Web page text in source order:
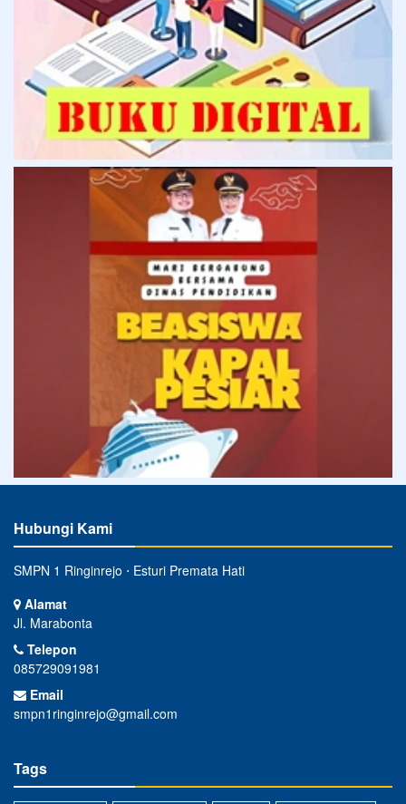
Hubungi Kami
SMPN 1 Ringinrejo ⋅ Esturi Premata Hati
Alamat
Jl. Marabonta
Telepon
085729091981
Email
smpn1ringinrejo@gmail.com
Tags